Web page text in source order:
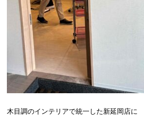
木目調のインテリアで統一した新延岡店に